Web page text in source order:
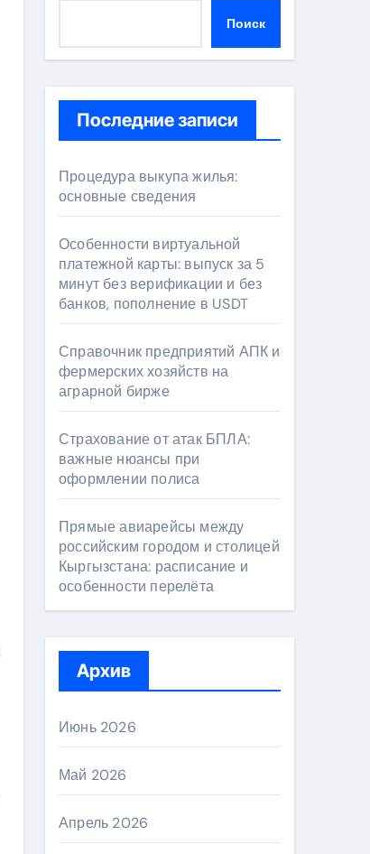
Поиск
Последние записи
Процедура выкупа жилья:
основные сведения
Особенности виртуальной
платежной карты: выпуск за 5
минут без верификации и без
банков, пополнение в USDT
Справочник предприятий АПК и
фермерских хозяйств на
аграрной бирже
Страхование от атак БПЛА:
важные нюансы при
оформлении полиса
Прямые авиарейсы между
российским городом и столицей
Кыргызстана: расписание и
особенности перелёта
Архив
Июнь 2026
Май 2026
Апрель 2026